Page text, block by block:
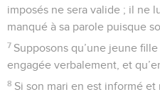
imposés ne sera valide ; il ne
manqué à sa parole puisque
7 Supposons qu’une jeune
engagée verbalement, et
8 Si son mari en est informé